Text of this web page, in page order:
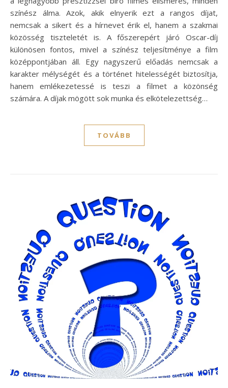
színész álma. Azok, akik elnyerik ezt a rangos díjat,
nemcsak a sikert és a hírnevet érik el, hanem a szakmai
közösség tiszteletét is. A főszerepért járó Oscar-díj
különösen fontos, mivel a színész teljesítménye a film
középpontjában áll. Egy nagyszerű előadás nemcsak a
karakter mélységét és a történet hitelességét biztosítja,
hanem emlékezetessé is teszi a filmet a közönség
számára. A díjak mögött sok munka és elkötelezettség…
TOVÁBB